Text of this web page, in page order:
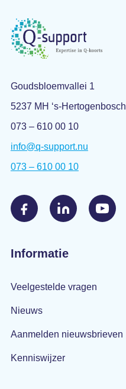
Goudsbloemvallei 1
5237 MH ‘s-Hertogenbosch
073 – 610 00 10
info@q-support.nu
073 – 610 00 10
Informatie
Veelgestelde vragen
Nieuws
Aanmelden nieuwsbrieven
Kenniswijzer